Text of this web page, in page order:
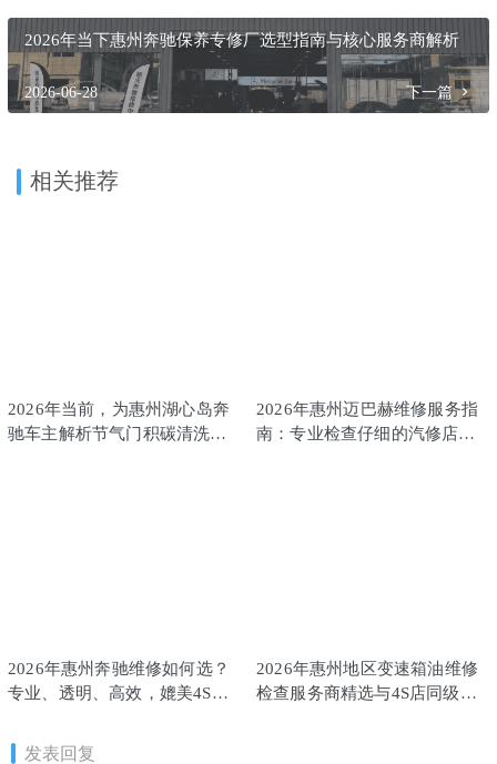
2026年当下惠州奔驰保养专修厂选型指南与核心服务商解析
2026-06-28 下一篇
相关推荐
2026年当前，为惠州湖心岛奔
驰车主解析节气门积碳清洗匹
2026年惠州迈巴赫维修服务指
南：专业检查仔细的汽修店综
2026年惠州奔驰维修如何选？
专业、透明、高效，媲美4S店
2026年惠州地区变速箱油维修
检查服务商精选与4S店同级体
发表回复